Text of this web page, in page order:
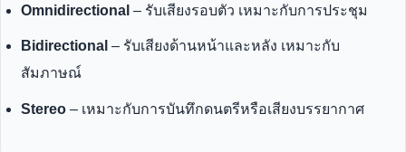
Omnidirectional – รับเสียงรอบตัว เหมาะกับการประชุม
Bidirectional – รับเสียงด้านหน้าและหลัง เหมาะกับ
สัมภาษณ์
Stereo – เหมาะกับการบันทึกดนตรีหรือเสียงบรรยากาศ